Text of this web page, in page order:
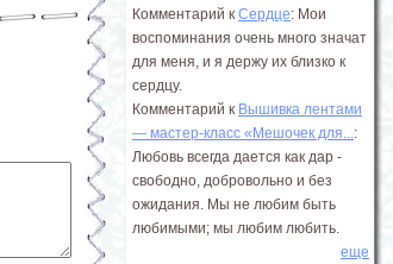
Комментарий к Сердце: Мои
воспоминания очень много значат
для меня, и я держу их близко к
сердцу.
Комментарий к Вышивка лентами
― мастер-класс «Мешочек для...:
Любовь всегда дается как дар -
свободно, добровольно и без
ожидания. Мы не любим быть
любимыми; мы любим любить.
еще